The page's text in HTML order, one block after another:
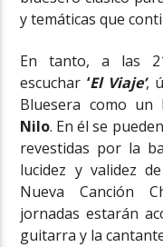
y temáticas que
En tanto, a las
escuchar ‘El Viaje’,
Bluesera como un
Nilo. En él se
revestidas por la
lucidez y validez
Nueva Canción
jornadas estarán
guitarra y la